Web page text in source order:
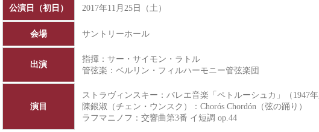
公演日（初日） 2017年11月25日（土）
会場 サントリーホール
出演
指揮：サー・サイモン・ラトル
管弦楽：ベルリン・フィルハーモニー管弦楽団
演目
ストラヴィンスキー：バレエ音楽「ペトルーシュカ」（1947
陳銀淑（チェン・ウンスク）：Chorós Chordón（弦の踊り）
ラフマニノフ：交響曲第3番 イ短調 op.44